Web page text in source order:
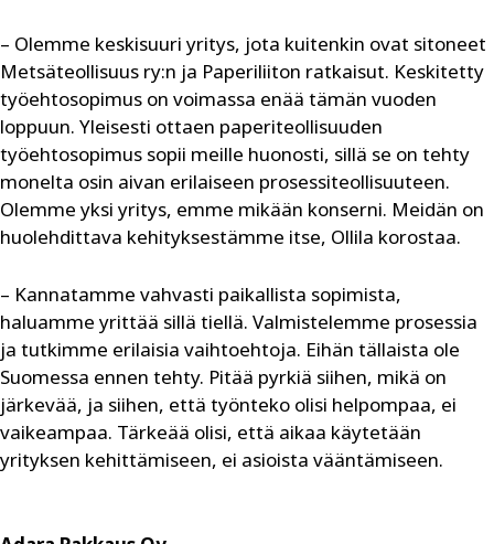
– Olemme keskisuuri yritys, jota kuitenkin ovat sitoneet
Metsäteollisuus ry:n ja Paperiliiton ratkaisut. Keskitetty
työehtosopimus on voimassa enää tämän vuoden
loppuun. Yleisesti ottaen paperiteollisuuden
työehtosopimus sopii meille huonosti, sillä se on tehty
monelta osin aivan erilaiseen prosessiteollisuuteen.
Olemme yksi yritys, emme mikään konserni. Meidän on
huolehdittava kehityksestämme itse, Ollila korostaa.
– Kannatamme vahvasti paikallista sopimista,
haluamme yrittää sillä tiellä. Valmistelemme prosessia
ja tutkimme erilaisia vaihtoehtoja. Eihän tällaista ole
Suomessa ennen tehty. Pitää pyrkiä siihen, mikä on
järkevää, ja siihen, että työnteko olisi helpompaa, ei
vaikeampaa. Tärkeää olisi, että aikaa käytetään
yrityksen kehittämiseen, ei asioista vääntämiseen.